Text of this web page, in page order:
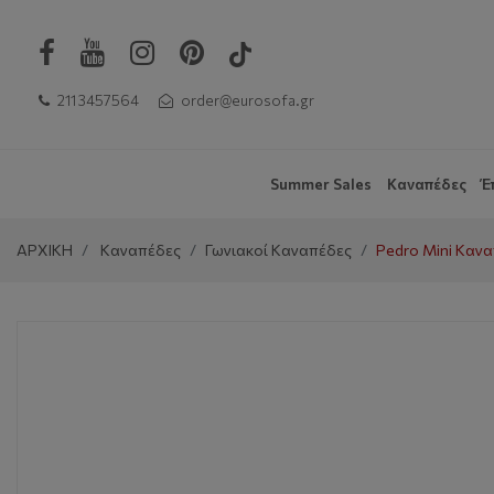
211 3457564 order@eurosofa.gr
Summer Sales Καναπέδες
ΑΡΧΙΚΗ Καναπέδες Γωνιακοί Καναπέδες Pedro Mini